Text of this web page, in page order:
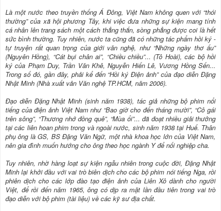
Là một nước theo truyền thống Á Đông, Việt Nam không quen với “thói
thường” của xã hội phương Tây, khi việc đưa những sự kiện mang tính
cá nhân lên trang sách một cách thẳng thắn, sòng phẳng được coi là hết
sức bình thường. Tuy nhiên, nước ta cũng đã có những tác phẩm hồi ký -
tự truyện rất quan trọng của giới văn nghệ, như “Những ngày thơ ấu”
(Nguyên Hồng), “Cát bụi chân ai”, “Chiều chiều”... (Tô Hoài), các bộ hồi
ký của Phạm Duy, Trần Văn Khê, Nguyễn Hiến Lê, Vương Hồng Sến...
Trong số đó, gần đây, phải kể đến “Hồi ký Điện ảnh” của đạo diễn Đặng
Nhật Minh (Nhà xuất vản Văn nghệ TP.HCM, năm 2006).
Đạo diễn Đặng Nhật Minh (sinh năm 1938), tác giả những bộ phim nổi
tiếng của điện ảnh Việt Nam như “Bao giờ cho đến tháng mười”, “Cô gái
trên sông”, “Thương nhớ đồng quê”, “Mùa ổi”... đã đoạt nhiều giải thưởng
tại các liên hoan phim trong và ngoài nước, sinh năm 1938 tại Huế. Thân
phụ ông là GS, BS Đặng Văn Ngữ, một nhà khoa học lớn của Việt Nam,
nên gia đình muốn hướng cho ông theo học ngành Y để nối nghiệp cha.
Tuy nhiên, nhờ hàng loạt sự kiện ngẫu nhiên trong cuộc đời, Đặng Nhật
Minh lại khởi đầu với vai trò biên dịch cho các bộ phim nói tiếng Nga, rồi
phiên dịch cho các lớp đào tạo điện ảnh của Liên Xô dành cho người
Việt, để rồi đến năm 1965, ông có dịp ra mặt lần đầu tiên trong vai trò
đạo diễn với bộ phim (tài liệu) về các kỹ sư địa chất.